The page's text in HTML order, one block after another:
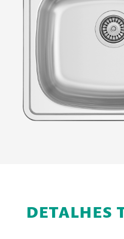
DETALHES